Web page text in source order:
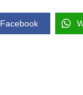
Facebook